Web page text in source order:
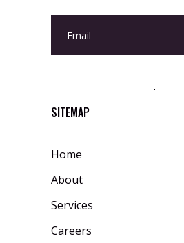
SITEMAP
Home
About
Services
Careers